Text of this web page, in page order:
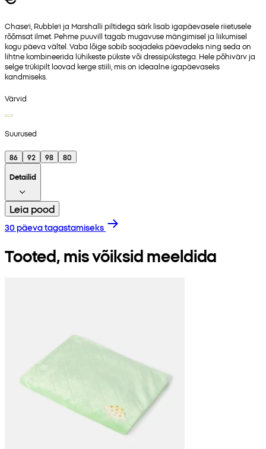
Chase’i, Rubble’i ja Marshalli piltidega särk lisab igapäevasele riietusele
rõõmsat ilmet. Pehme puuvill tagab mugavuse mängimisel ja liikumisel
kogu päeva vältel. Vaba lõige sobib soojadeks päevadeks ning seda on
lihtne kombineerida lühikeste pükste või dressipükstega. Hele põhivärv ja
selge trükipilt loovad kerge stiili, mis on ideaalne igapäevaseks
kandmiseks.
Värvid
Suurused
86 92 98
80
Detailid
Leia pood
30 päeva tagastamiseks
Tooted, mis võiksid meeldida